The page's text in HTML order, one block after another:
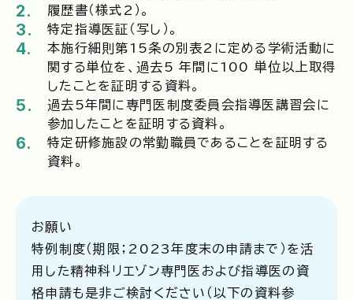
研究相談
マイページ
履歴書（様式2）。
特定指導医証（写し）。
本施行細則第15条の別表2に定める学術活動に
関する単位を、過去5 年間に100 単位以上取得
したことを証明する資料。
過去5年間に専門医制度委員会指導医講習会に
参加したことを証明する資料。
特定研修施設の常勤職員であることを証明する
資料。
お願い
特例制度（期限；2023年度末の申請まで）を活
用した精神科リエゾン専門医および指導医の資
格申請も是非ご検討ください（以下の資料参